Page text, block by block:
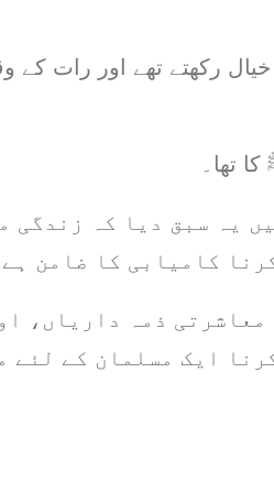
رکھتے تھے اور رات کے
تھا۔
یہ سبق دیا کہ زندگی
کامیابی کا ضامن
ذمہ داریاں،
ایک مسلمان کے لئے